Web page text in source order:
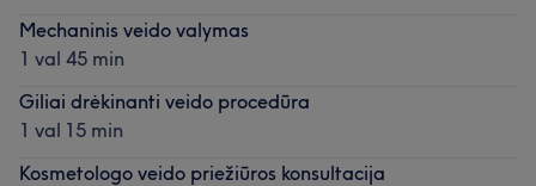
Mechaninis veido valymas
1 val 45 min
Giliai drėkinanti veido procedūra
1 val 15 min
Kosmetologo veido priežiūros konsultacija